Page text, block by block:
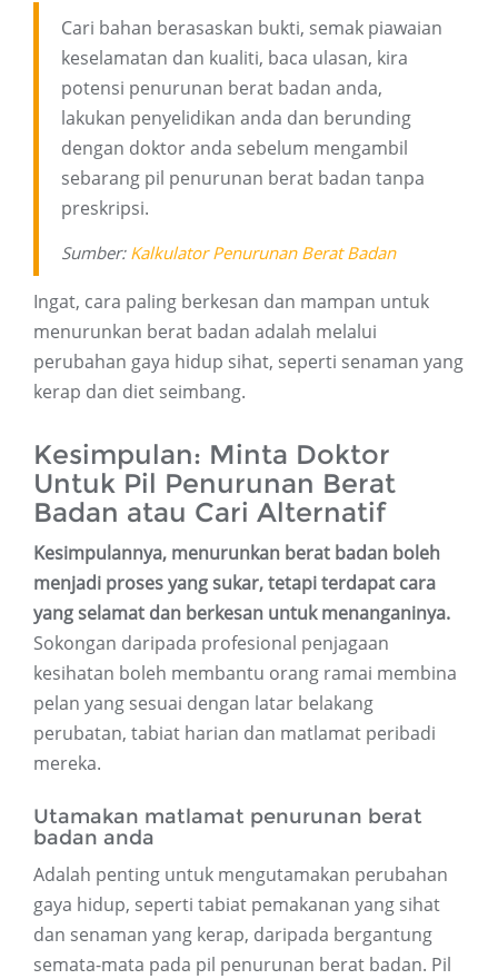
Cari bahan berasaskan bukti, semak piawaian
keselamatan dan kualiti, baca ulasan, kira
potensi penurunan berat badan anda,
lakukan penyelidikan anda dan berunding
dengan doktor anda sebelum mengambil
sebarang pil penurunan berat badan tanpa
preskripsi.
Sumber: Kalkulator Penurunan Berat Badan
Ingat, cara paling berkesan dan mampan untuk
menurunkan berat badan adalah melalui
perubahan gaya hidup sihat, seperti senaman yang
kerap dan diet seimbang.
Kesimpulan: Minta Doktor
Untuk Pil Penurunan Berat
Badan atau Cari Alternatif
Kesimpulannya, menurunkan berat badan boleh
menjadi proses yang sukar, tetapi terdapat cara
yang selamat dan berkesan untuk menanganinya.
Sokongan daripada profesional penjagaan
kesihatan boleh membantu orang ramai membina
pelan yang sesuai dengan latar belakang
perubatan, tabiat harian dan matlamat peribadi
mereka.
Utamakan matlamat penurunan berat
badan anda
Adalah penting untuk mengutamakan perubahan
gaya hidup, seperti tabiat pemakanan yang sihat
dan senaman yang kerap, daripada bergantung
semata-mata pada pil penurunan berat badan. Pil